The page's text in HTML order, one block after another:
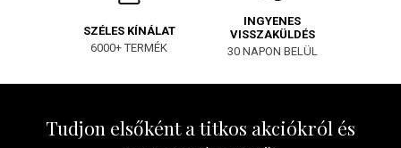
SZÉLES KÍNÁLAT
6000+ TERMÉK
INGYENES
VISSZAKÜLDÉS
30 NAPON BELÜL
Tudjon elsőként a titkos akciókról és